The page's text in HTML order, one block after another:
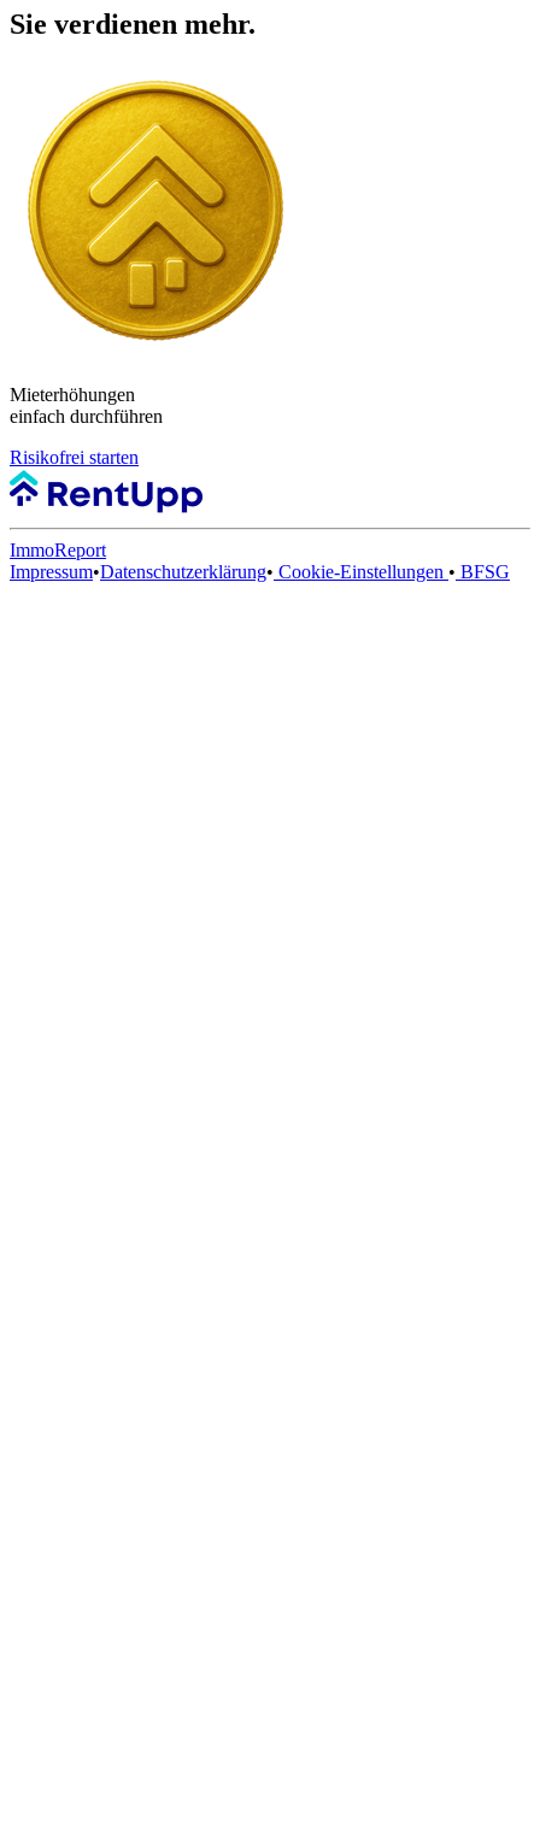
Sie verdienen mehr.
Mieterhöhungen
einfach durchführen
Risikofrei starten
ImmoReport
Impressum•Datenschutzerklärung• Cookie-Einstellungen • BFSG